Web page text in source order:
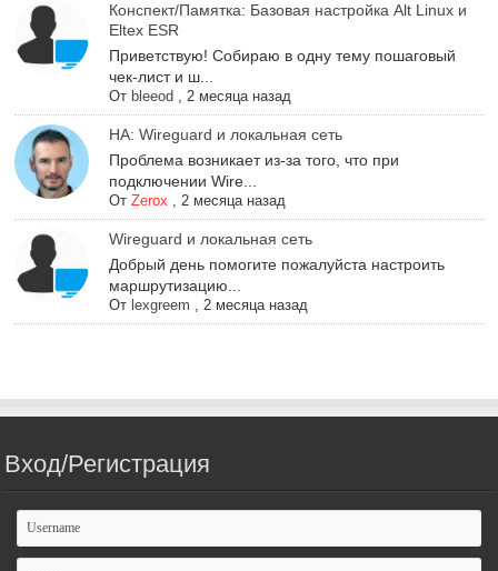
Конспект/Памятка: Базовая настройка Alt Linux и
Eltex ESR
Приветствую! Собираю в одну тему пошаговый
чек-лист и ш...
От bleeod 2 месяца назад
НА: Wireguard и локальная сеть
Проблема возникает из-за того, что при
подключении Wire...
От Zerox 2 месяца назад
Wireguard и локальная сеть
Добрый день помогите пожалуйста настроить
маршрутизацию...
От lexgreem 2 месяца назад
Вход/Регистрация